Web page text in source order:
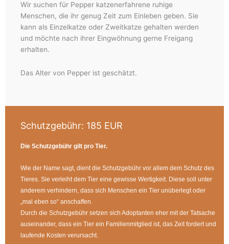
Wir suchen für Pepper katzenerfahrene ruhige
Menschen, die ihr genug Zeit zum Einleben geben. Sie
kann als Einzelkatze oder Zweitkatze gehalten werden
und möchte nach ihrer Eingwöhnung gerne Freigang
erhalten.
Das Alter von Pepper ist geschätzt.
Schutzgebühr: 185 EUR
Die Schutzgebühr gilt pro Tier.
Wie der Name sagt, dient die Schutzgebühr vor allem dem Schutz des
Tieres. Sie verleiht dem Tier eine gewisse Wertigkeit. Diese soll unter
anderem verhindern, dass sich Menschen ein Tier unüberlegt oder
„mal eben so“ anschaffen.
Durch die Schutzgebühr setzen sich Adoptanten eher mit der Tatsache
auseinander, dass ein Tier ein Familienmitglied ist, das Zeit fordert und
laufende Kosten verursacht.